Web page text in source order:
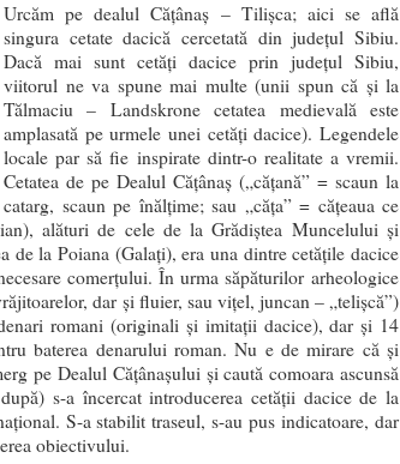
Urcăm pe dealul Cățânaș – Tilișca; aici se află
singura cetate dacică cercetată din județul Sibiu.
Dacă mai sunt cetăți dacice prin județul Sibiu,
viitorul ne va spune mai multe (unii spun că și la
Tălmaciu – Landskrone cetatea medievală este
amplasată pe urmele unei cetăți dacice). Legendele
locale par să fie inspirate dintr-o realitate a vremii.
Cetatea de pe Dealul Cățânaș („cățană” = scaun la
catarg, scaun pe înălțime; sau „căța” = cățeaua ce
alături de cele de la Grădiștea Muncelului și
de la Poiana (Galați), era una dintre cetățile dacice
comerțului. În urma săpăturilor arheologice
dar și fluier, sau vițel, juncan – „telișcă”)
romani (originali și imitații dacice), dar și 14
baterea denarului roman. Nu e de mirare că și
pe Dealul Cățânașului și caută comoara ascunsă
s-a încercat introducerea cetății dacice de la
S-a stabilit traseul, s-au pus indicatoare, dar
obiectivului.